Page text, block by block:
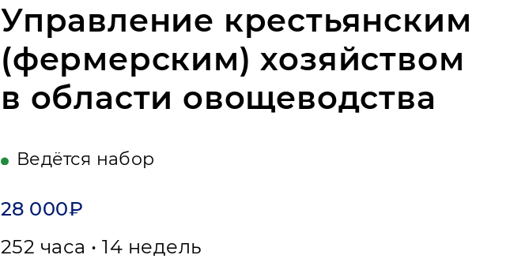
Управление крестьянским
(фермерским) хозяйством
в области овощеводства
Ведётся набор
28 000₽
252 часа • 14 недель